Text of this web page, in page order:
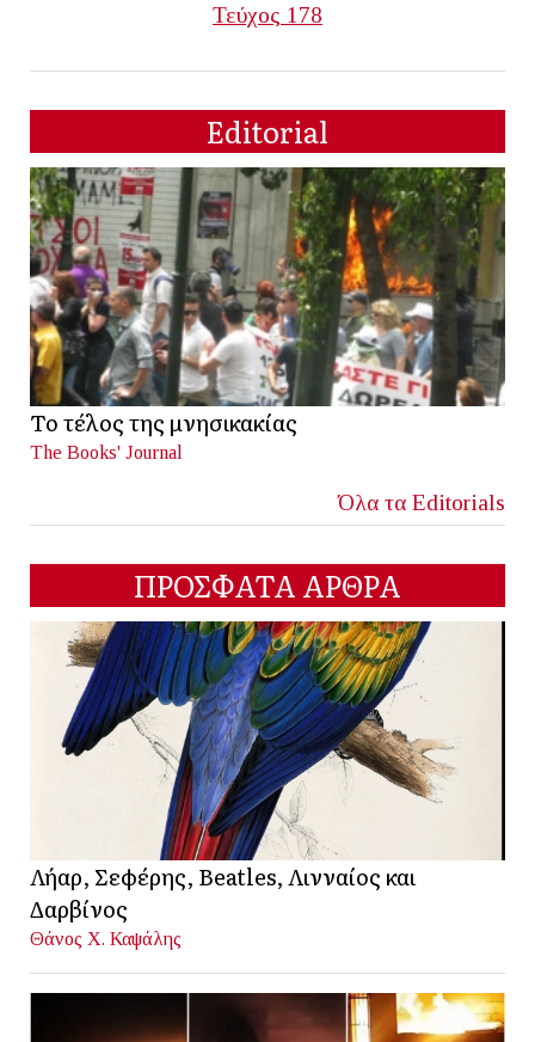
Τεύχος 178
Editorial
Το τέλος της μνησικακίας
The Books' Journal
Όλα τα Editorials
ΠΡΟΣΦΑΤΑ ΑΡΘΡΑ
Λήαρ, Σεφέρης, Beatles, Λινναίος και
Δαρβίνος
Θάνος Χ. Καψάλης